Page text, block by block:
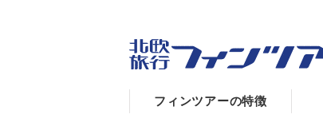
フィンツアーの特徴